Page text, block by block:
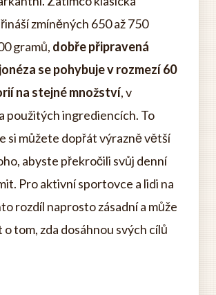
zmíněných 650 až 750
gramů, dobře připravená
se pohybuje v rozmezí 60
na stejné množství, v
použitých ingrediencích. To
si můžete dopřát výrazně větší
abyste překročili svůj denní
Pro aktivní sportovce a lidi na
rozdíl naprosto zásadní a může
tom, zda dosáhnou svých cílů